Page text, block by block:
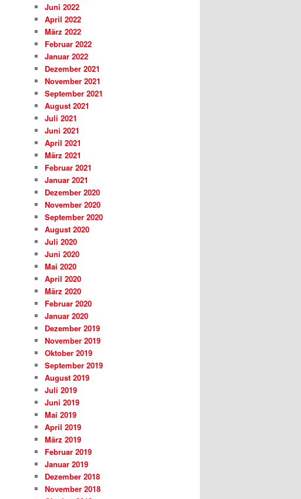
Juni 2022
April 2022
März 2022
Februar 2022
Januar 2022
Dezember 2021
November 2021
September 2021
August 2021
Juli 2021
Juni 2021
April 2021
März 2021
Februar 2021
Januar 2021
Dezember 2020
November 2020
September 2020
August 2020
Juli 2020
Juni 2020
Mai 2020
April 2020
März 2020
Februar 2020
Januar 2020
Dezember 2019
November 2019
Oktober 2019
September 2019
August 2019
Juli 2019
Juni 2019
Mai 2019
April 2019
März 2019
Februar 2019
Januar 2019
Dezember 2018
November 2018